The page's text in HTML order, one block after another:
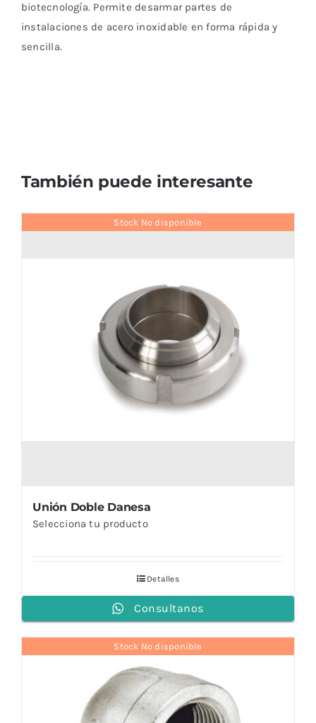
biotecnología. Permite desarmar partes de
instalaciones de acero inoxidable en forma rápida y
sencilla.
También puede interesante
Stock No disponible
Unión Doble Danesa
Selecciona tu producto
Detalles
Consultanos
Stock No disponible